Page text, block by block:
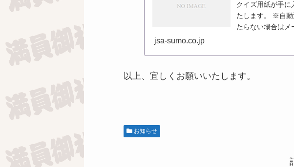
クイズ用紙が手に
たします。 ※自動
たらない場合はメ
jsa-sumo.co.jp
以上、宜しくお願いいたします。
お知らせ